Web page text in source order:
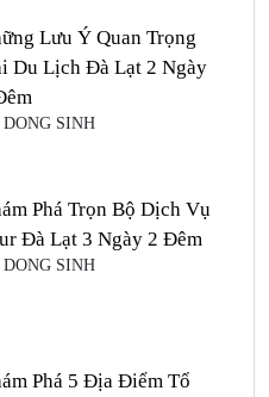
Lưu Ý Quan Trọng
Du Lịch Đà Lạt 2 Ngày
DONG SINH
Phá Trọn Bộ Dịch Vụ
Đà Lạt 3 Ngày 2 Đêm
DONG SINH
Phá 5 Địa Điểm Tổ